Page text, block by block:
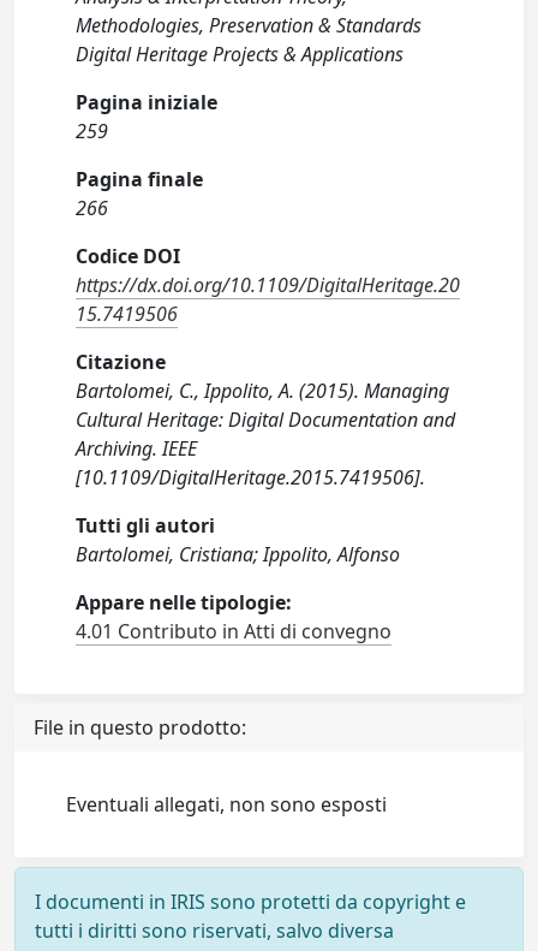
Methodologies, Preservation & Standards
Digital Heritage Projects & Applications
Pagina iniziale
259
Pagina finale
266
Codice DOI
https://dx.doi.org/10.1109/DigitalHeritage.20
15.7419506
Citazione
Bartolomei, C., Ippolito, A. (2015). Managing
Cultural Heritage: Digital Documentation and
Archiving. IEEE
[10.1109/DigitalHeritage.2015.7419506].
Tutti gli autori
Bartolomei, Cristiana; Ippolito, Alfonso
Appare nelle tipologie:
4.01 Contributo in Atti di convegno
File in questo prodotto:
Eventuali allegati, non sono esposti
I documenti in IRIS sono protetti da copyright e
tutti i diritti sono riservati, salvo diversa